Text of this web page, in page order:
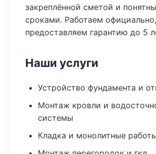
закреплённой сметой и
сроками. Работаем официально,
предоставляем гарантию до 5
Наши услуги
Устройство фундамента и
Монтаж кровли и
системы
Кладка и монолитные